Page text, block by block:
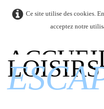
Ce site utilise des cookies.
acceptez notre
LOISIRS